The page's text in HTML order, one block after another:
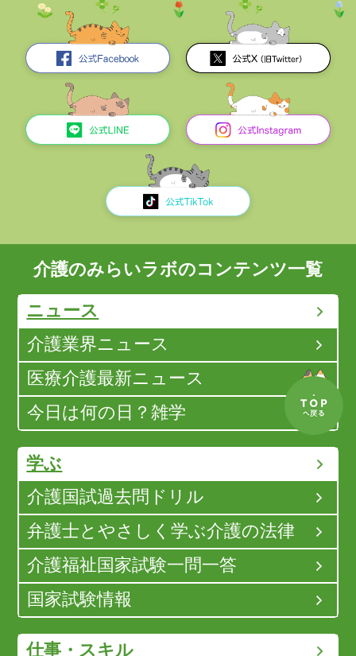
介護のみらいラボのコンテンツ一覧
ニュース
介護業界ニュース
医療介護最新ニュース
今日は何の日？雑学
学ぶ
介護国試過去問ドリル
弁護士とやさしく学ぶ介護の法律
介護福祉国家試験一問一答
国家試験情報
仕事・スキル